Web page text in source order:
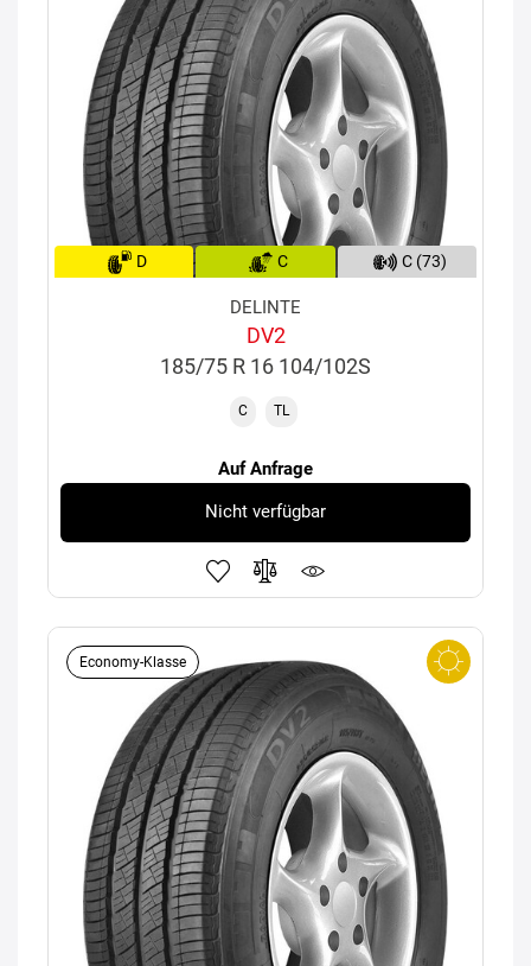
D C C (73)
DELINTE
DV2
185/75 R 16 104/102S
C TL
Auf Anfrage
Nicht verfügbar
Economy-Klasse